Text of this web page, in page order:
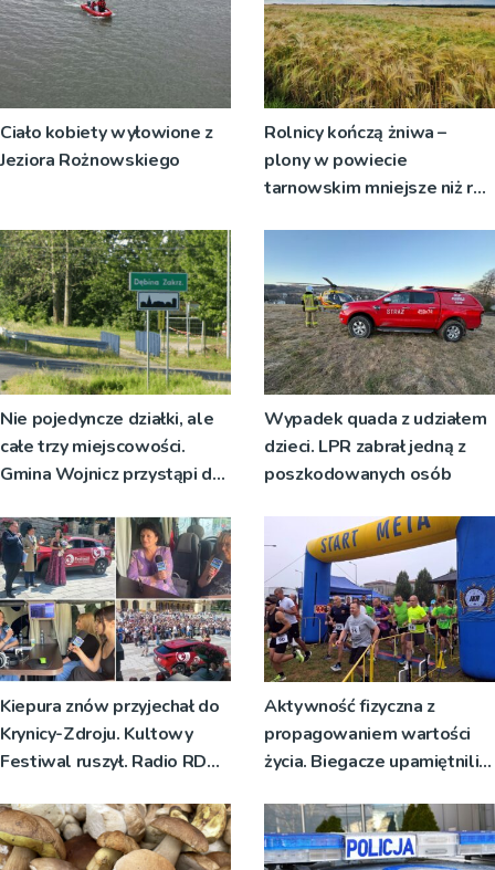
Ciało kobiety wyłowione z
Jeziora Rożnowskiego
Rolnicy kończą żniwa –
plony w powiecie
tarnowskim mniejsze niż rok
Nie pojedyncze działki, ale
całe trzy miejscowości.
Gmina Wojnicz przystąpi do
planistycznych
Wypadek quada z udziałem
dzieci. LPR zabrał jedną z
poszkodowanych osób
Kiepura znów przyjechał do
Krynicy-Zdroju. Kultowy
Festiwal ruszył. Radio RDN
[ZDJĘCIA]
Aktywność fizyczna z
propagowaniem wartości
życia. Biegacze upamiętnili